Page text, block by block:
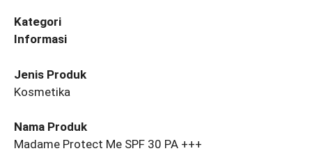
Kategori
Informasi
Jenis Produk
Kosmetika
Nama Produk
Madame Protect Me SPF 30 PA +++